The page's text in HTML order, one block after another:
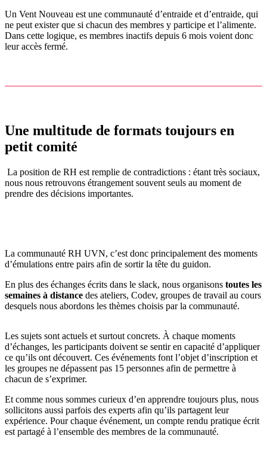
Un Vent Nouveau est une communauté d’entraide et d’entraide, qui
ne peut exister que si chacun des membres y participe et l’alimente.
Dans cette logique, es membres inactifs depuis 6 mois voient donc
leur accès fermé.
Une multitude de formats toujours en
petit comité
La position de RH est remplie de contradictions : étant très sociaux,
nous nous retrouvons étrangement souvent seuls au moment de
prendre des décisions importantes.
La communauté RH UVN, c’est donc principalement des moments
d’émulations entre pairs afin de sortir la tête du guidon.
En plus des échanges écrits dans le slack, nous organisons toutes les
semaines à distance des ateliers, Codev, groupes de travail au cours
desquels nous abordons les thèmes choisis par la communauté.
Les sujets sont actuels et surtout concrets. À chaque moments
d’échanges, les participants doivent se sentir en capacité d’appliquer
ce qu’ils ont découvert. Ces événements font l’objet d’inscription et
les groupes ne dépassent pas 15 personnes afin de permettre à
chacun de s’exprimer.
Et comme nous sommes curieux d’en apprendre toujours plus, nous
sollicitons aussi parfois des experts afin qu’ils partagent leur
expérience. Pour chaque événement, un compte rendu pratique écrit
est partagé à l’ensemble des membres de la communauté.